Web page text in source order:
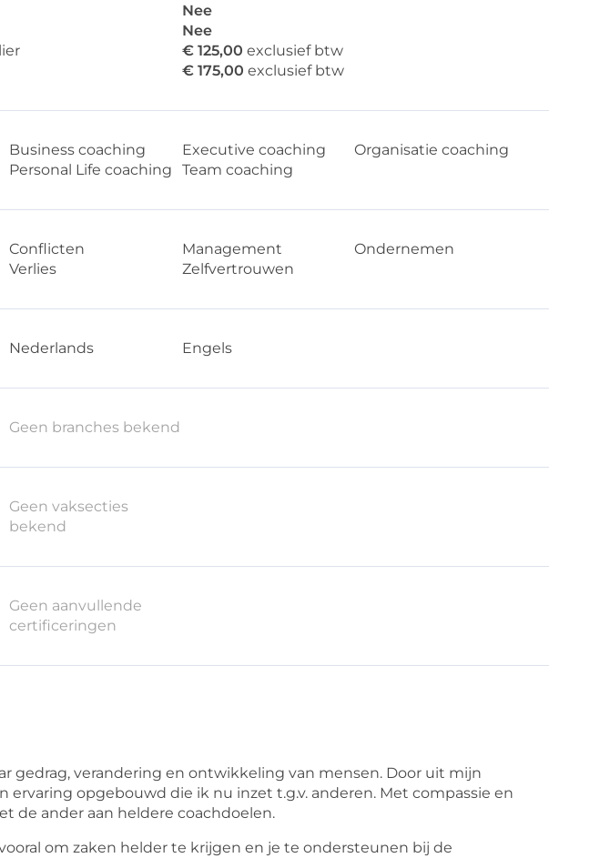
Nee
Nee
€ 125,00 exclusief btw
€ 175,00 exclusief btw
Business coaching Executive coaching
Organisatie coaching
Personal Life coaching
Team coaching
Conflicten Management
Ondernemen
Verlies
Zelfvertrouwen
Nederlands Engels
Geen branches bekend
Geen vaksecties
bekend
Geen aanvullende
certificeringen
gedrag, verandering en ontwikkeling van mensen. Door uit mijn
opgebouwd die ik nu inzet t.g.v. anderen. Met compassie en
de ander aan heldere coachdoelen.
om zaken helder te krijgen en je te ondersteunen bij de